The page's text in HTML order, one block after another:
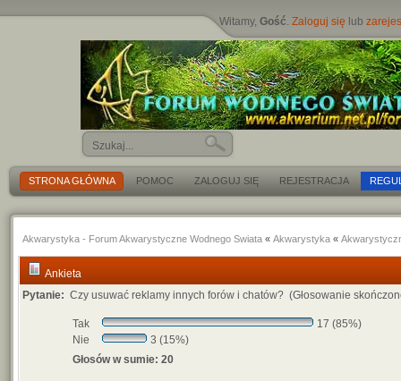
Witamy,Gość.Zaloguj się lub
STRONA GŁÓWNA POMOC ZALOGUJ SIĘ REJESTRACJA
Akwarystyka - Forum Akwarystyczne Wodnego Swiata « Akwarystyka «
Ankieta
Pytanie: Czy usuwać reklamy innych forów i chatów? (Głosowanie
Tak
17 (85%)
Nie
3 (15%)
Głosów w sumie: 20